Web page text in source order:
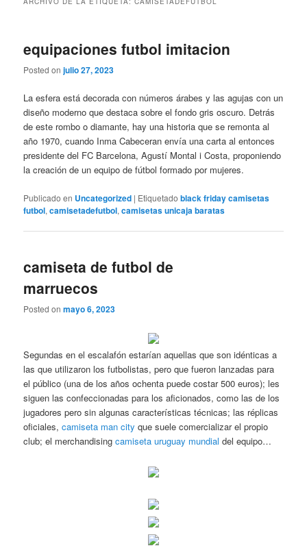
equipaciones futbol imitacion
Posted onjulio 27, 2023
La esfera está decorada con números árabes y las agujas con un
diseño moderno que destaca sobre el fondo gris oscuro. Detrás
de este rombo o diamante, hay una historia que se remonta al
año 1970, cuando Inma Cabeceran envía una carta al entonces
presidente del FC Barcelona, Agustí Montal i Costa, proponiendo
la creación de un equipo de fútbol formado por mujeres.
Publicado en Uncategorized | Etiquetado black friday camisetas
futbol,camisetadefutbol,camisetas unicaja baratas
camiseta de futbol de
marruecos
Posted onmayo 6, 2023
Segundas en el escalafón estarían aquellas que son idénticas a
las que utilizaron los futbolistas, pero que fueron lanzadas para
el público (una de los años ochenta puede costar 500 euros); les
siguen las confeccionadas para los aficionados, como las de los
jugadores pero sin algunas características técnicas; las réplicas
oficiales,camiseta man city que suele comercializar el propio
club; el merchandisingcamiseta uruguay mundial del equipo…